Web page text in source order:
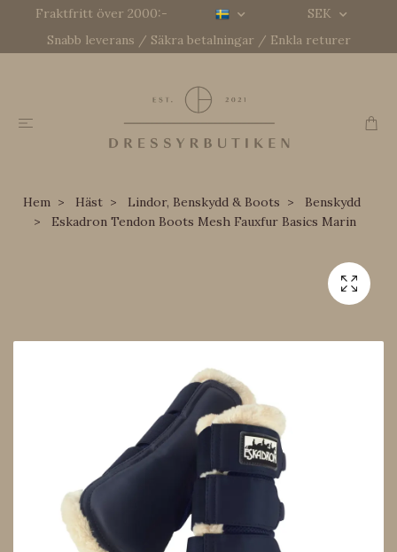
Fraktfritt över 2000:-
SEK
Snabb leverans / Säkra betalningar / Enkla returer
Hem Häst Lindor, Benskydd & Boots
Benskydd
Eskadron Tendon Boots Mesh Fauxfur Basics Marin